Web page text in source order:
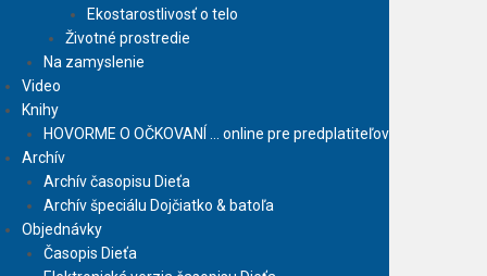
Ekostarostlivosť o telo
Životné prostredie
Na zamyslenie
Video
Knihy
HOVORME O OČKOVANÍ … online pre predplatiteľov
Archív
Archív časopisu Dieťa
Archív špeciálu Dojčiatko & batoľa
Objednávky
Časopis Dieťa